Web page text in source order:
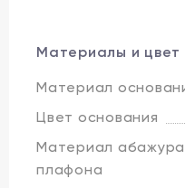
Материалы и цвет
Материал
Цвет основания
Материал
плафона